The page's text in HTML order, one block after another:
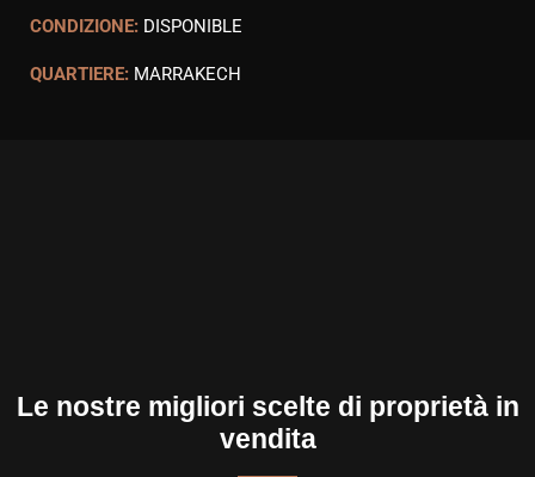
CONDIZIONE: DISPONIBLE
QUARTIERE: MARRAKECH
Le nostre migliori scelte di proprietà in
vendita